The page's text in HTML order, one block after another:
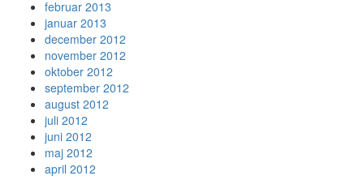
februar 2013
januar 2013
december 2012
november 2012
oktober 2012
september 2012
august 2012
juli 2012
juni 2012
maj 2012
april 2012